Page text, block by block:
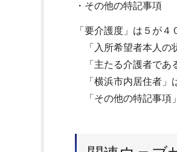
・その他の特記事項
「要介護度」は５が４
「入所希望者本人の
「主たる介護者であ
「横浜市内居住者」
「その他の特記事項